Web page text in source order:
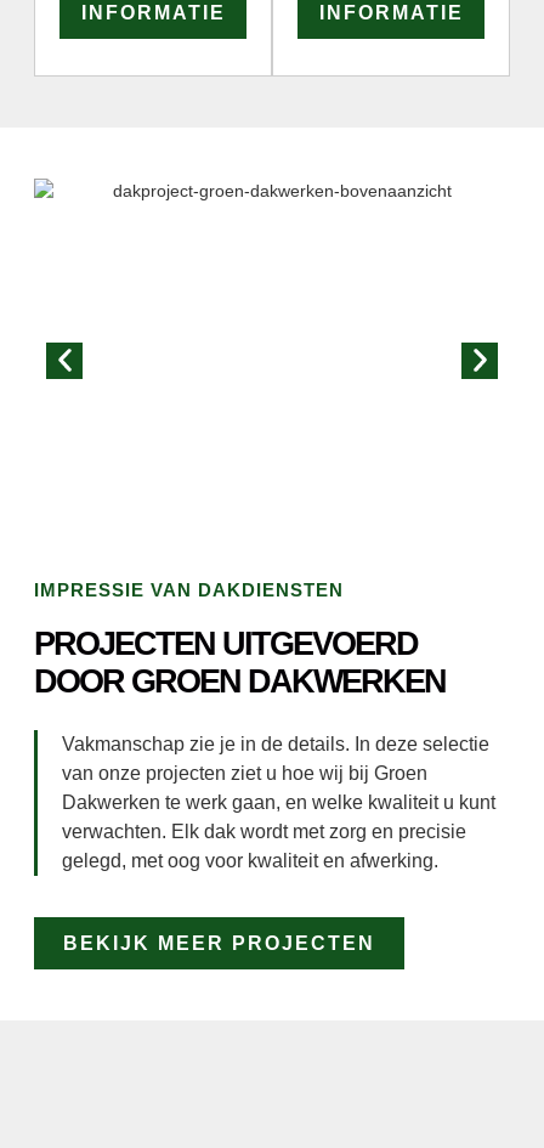
INFORMATIE INFORMATIE
IMPRESSIE VAN DAKDIENSTEN
PROJECTEN UITGEVOERD
DOOR GROEN DAKWERKEN
Vakmanschap zie je in de details. In deze selectie
van onze projecten ziet u hoe wij bij Groen
Dakwerken te werk gaan, en welke kwaliteit u kunt
verwachten. Elk dak wordt met zorg en precisie
gelegd, met oog voor kwaliteit en afwerking.
BEKIJK MEER PROJECTEN